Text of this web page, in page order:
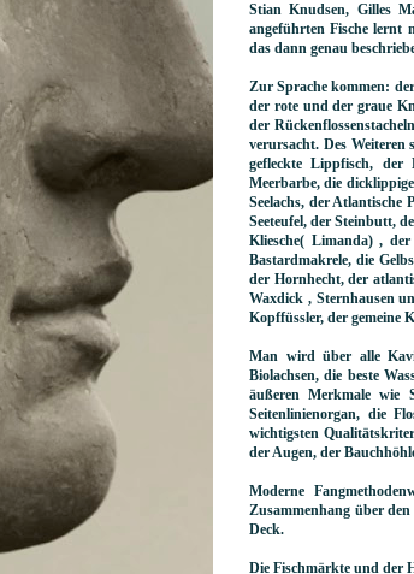
Stian Knudsen, Gilles
angeführten Fische lernt
das dann genau
Zur Sprache kommen:
der rote und der graue
der
verursacht. Des Weiteren
gefleckte Lippfisch, der
Meerbarbe, die
Seelachs, der Atlantische
Seeteufel, der Steinbutt,
Kliesche( Limanda) ,
Bastardmakrele, die
der Hornhecht, der
Waxdick , Sternhausen
Kopffüssler, der gemeine
Man wird über alle
Biolachsen, die beste
äußeren Merkmale wie
Seitenlinienorgan, die
wichtigsten
der Augen, der
Moderne
Zusammenhang über
Deck.
Die Fischmärkte und der